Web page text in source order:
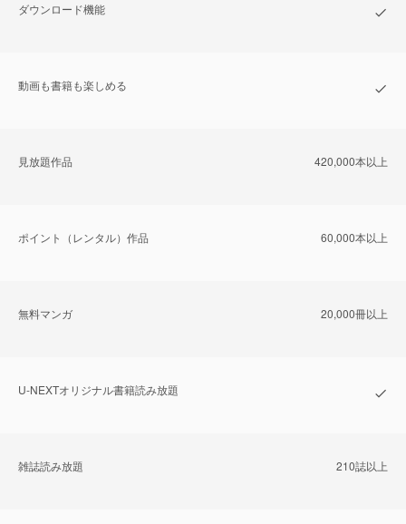
ダウンロード機能
動画も書籍も楽しめる
⾒放題作品 420,000本以上
ポイント（レンタル）作品 60,000本以上
無料マンガ 20,000冊以上
U-NEXTオリジナル書籍読み放題
雑誌読み放題 210誌以上